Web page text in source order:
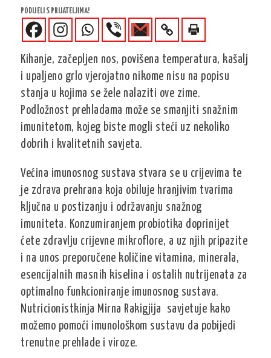
PODIJELI S PRIJATELJIMA!
Kihanje, začepljen nos, povišena temperatura, kašalj
i upaljeno grlo vjerojatno nikome nisu na popisu
stanja u kojima se žele nalaziti ove zime.
Podložnost prehladama može se smanjiti snažnim
imunitetom, kojeg biste mogli steći uz nekoliko
dobrih i kvalitetnih savjeta.
Većina imunosnog sustava stvara se u crijevima te
je zdrava prehrana koja obiluje hranjivim tvarima
ključna u postizanju i održavanju snažnog
imuniteta. Konzumiranjem probiotika doprinijet
ćete zdravlju crijevne mikroflore, a uz njih pripazite
i na unos preporučene količine vitamina, minerala,
esencijalnih masnih kiselina i ostalih nutrijenata za
optimalno funkcioniranje imunosnog sustava.
Nutricionistkinja Mirna Rakigjija savjetuje kako
možemo pomoći imunološkom sustavu da pobijedi
trenutne prehlade i viroze.